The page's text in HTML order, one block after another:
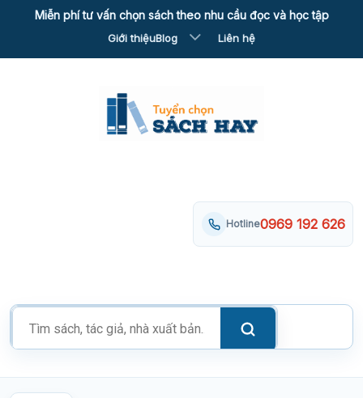
Miễn phí tư vấn chọn sách theo nhu cầu đọc và học tập
Giới thiệuBlog Liên hệ
Tìm
kiếm
phẩm
Hotline0969 192 626